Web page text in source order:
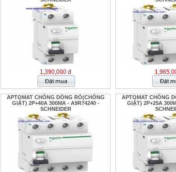
1,390,000 đ
APTOMAT CHỐNG DÒNG RÒ(CHỐNG
GIẬT) 2P+40A 300MA - A9R74240 -
SCHNEIDER
APTOMAT CHỐNG
GIẬT) 2P+25A